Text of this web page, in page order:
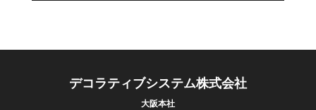
デコラティブシステム株式会社
大阪本社